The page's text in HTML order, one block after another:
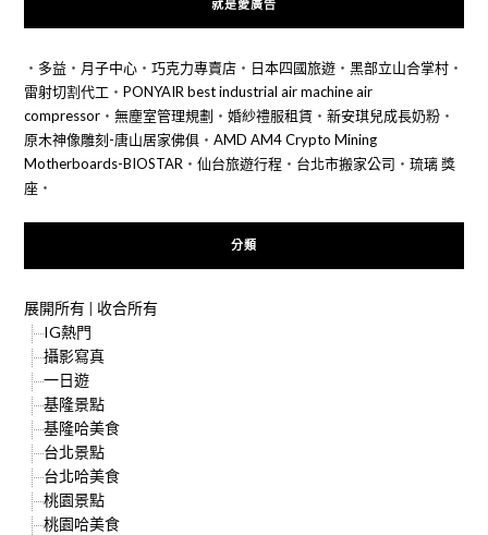
就是愛廣告
‧ 多益‧ 月子中心‧ 巧克力專賣店‧ 日本四國旅遊‧ 黑部立山合掌村‧
雷射切割代工 ‧ PONYAIR best industrial air machine air
compressor‧ 無塵室管理規劃 ‧ 婚紗禮服租賃‧ 新安琪兒成長奶粉‧
原木神像雕刻-唐山居家佛俱‧ AMD AM4 Crypto Mining
Motherboards-BIOSTAR‧ 仙台旅遊行程 ‧ 台北市搬家公司 ‧ 琉璃 獎
座‧
分類
展開所有| 收合所有
IG熱門
攝影寫真
一日遊
基隆景點
基隆哈美食
台北景點
台北哈美食
桃園景點
桃園哈美食